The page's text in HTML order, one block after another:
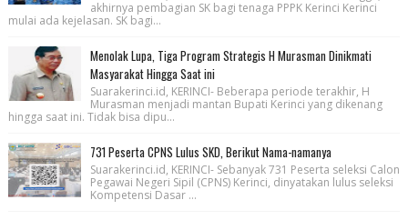
akhirnya pembagian SK bagi tenaga PPPK Kerinci Kerinci
mulai ada kejelasan. SK bagi...
Menolak Lupa, Tiga Program Strategis H Murasman Dinikmati
Masyarakat Hingga Saat ini
Suarakerinci.id, KERINCI- Beberapa periode terakhir, H
Murasman menjadi mantan Bupati Kerinci yang dikenang
hingga saat ini. Tidak bisa dipu...
731 Peserta CPNS Lulus SKD, Berikut Nama-namanya
Suarakerinci.id, KERINCI- Sebanyak 731 Peserta seleksi Calon
Pegawai Negeri Sipil (CPNS) Kerinci, dinyatakan lulus seleksi
Kompetensi Dasar ...